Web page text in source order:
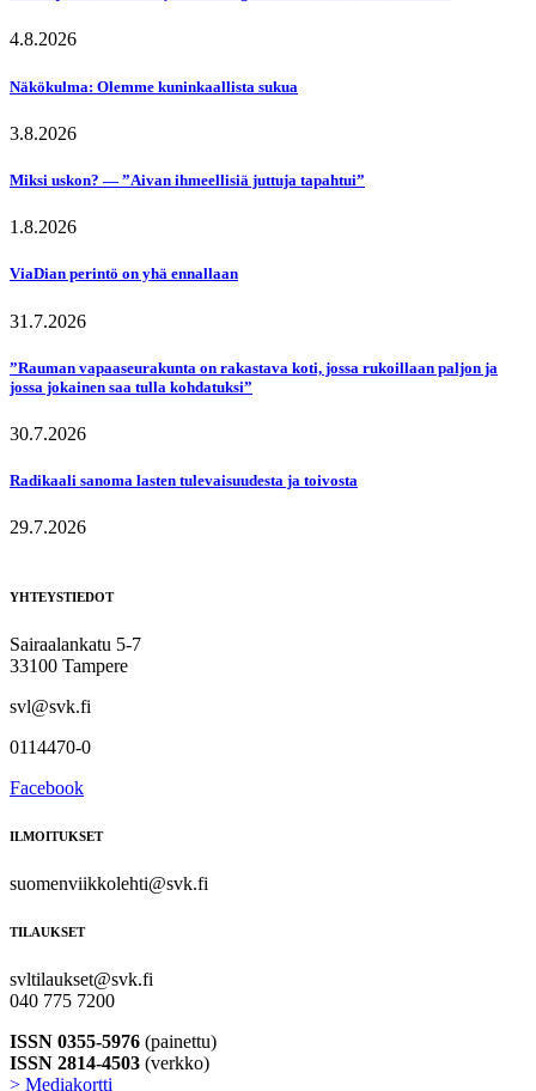
4.8.2026
Näkökulma: Olemme kuninkaallista sukua
3.8.2026
Miksi uskon? — ”Aivan ihmeellisiä juttuja tapahtui”
1.8.2026
ViaDian perintö on yhä ennallaan
31.7.2026
”Rauman vapaaseurakunta on rakastava koti, jossa rukoillaan paljon ja
jossa jokainen saa tulla kohdatuksi”
30.7.2026
Radikaali sanoma lasten tulevaisuudesta ja toivosta
29.7.2026
YHTEYSTIEDOT
Sairaalankatu 5-7
33100 Tampere
svl@svk.fi
0114470-0
Facebook
ILMOITUKSET
suomenviikkolehti@svk.fi
TILAUKSET
svltilaukset@svk.fi
040 775 7200
ISSN 0355-5976 (painettu)
ISSN 2814-4503 (verkko)
> Mediakortti